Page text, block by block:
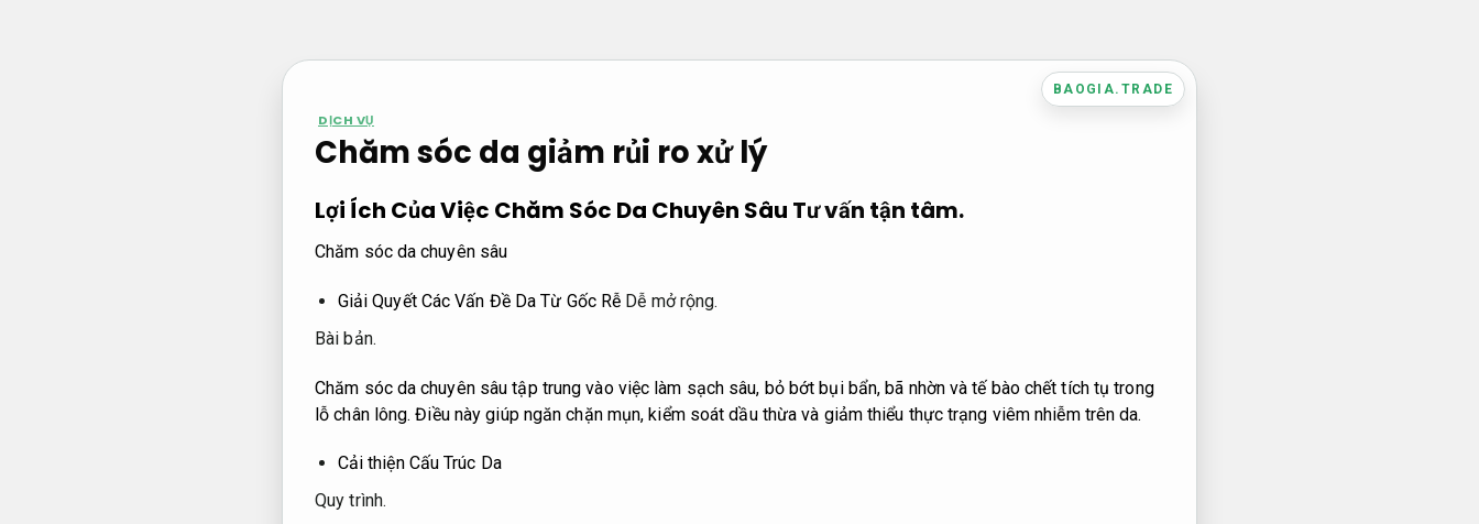
BAOGIA.TRADE
DỊCH VỤ
Chăm sóc da giảm rủi ro xử lý
Lợi Ích Của Việc Chăm Sóc Da Chuyên Sâu Tư vấn tận tâm.
Chăm sóc da chuyên sâu
Giải Quyết Các Vấn Đề Da Từ Gốc Rễ Dễ mở rộng.
Bài bản.
Chăm sóc da chuyên sâu tập trung vào việc làm sạch sâu, bỏ bớt bụi bẩn, bã nhờn và tế bào chết tích tụ trong
lỗ chân lông. Điều này giúp ngăn chặn mụn, kiểm soát dầu thừa và giảm thiểu thực trạng viêm nhiễm trên da.
Cải thiện Cấu Trúc Da
Quy trình.